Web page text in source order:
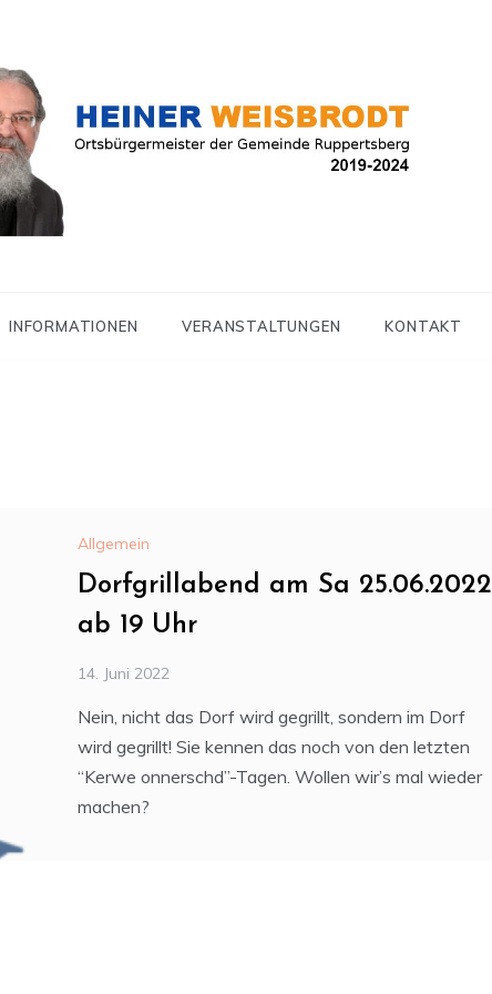
INFORMATIONEN VERANSTALTUNGEN KONTAKT
Allgemein
Dorfgrillabend am Sa 25.06.2022
ab 19 Uhr
14. Juni 2022
Nein, nicht das Dorf wird gegrillt, sondern im Dorf
wird gegrillt! Sie kennen das noch von den letzten
“Kerwe onnerschd”-Tagen. Wollen wir’s mal wieder
machen?